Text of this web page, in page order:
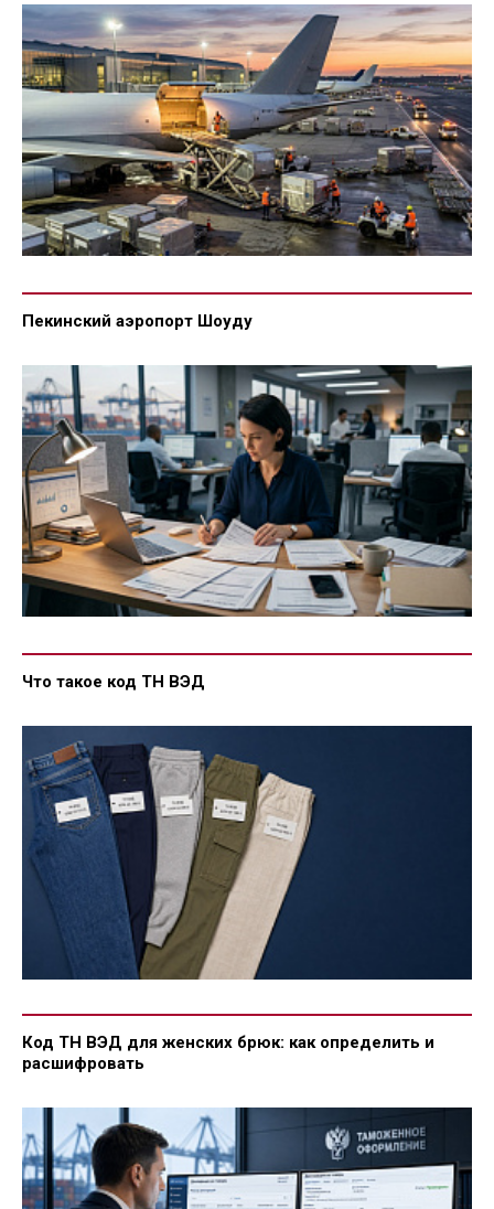
Пекинский аэропорт Шоуду
Что такое код ТН ВЭД
Код ТН ВЭД для женских брюк: как определить и
расшифровать